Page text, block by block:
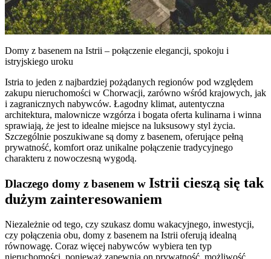
Domy z basenem na Istrii – połączenie elegancji, spokoju i
istryjskiego uroku
Istria to jeden z najbardziej pożądanych regionów pod względem
zakupu nieruchomości w Chorwacji, zarówno wśród krajowych, jak
i zagranicznych nabywców. Łagodny klimat, autentyczna
architektura, malownicze wzgórza i bogata oferta kulinarna i winna
sprawiają, że jest to idealne miejsce na luksusowy styl życia.
Szczególnie poszukiwane są domy z basenem, oferujące pełną
prywatność, komfort oraz unikalne połączenie tradycyjnego
charakteru z nowoczesną wygodą.
Dlaczego domy z basenem w Istrii cieszą się tak
dużym zainteresowaniem
Niezależnie od tego, czy szukasz domu wakacyjnego, inwestycji,
czy połączenia obu, domy z basenem na Istrii oferują idealną
równowagę. Coraz więcej nabywców wybiera ten typ
nieruchomości, ponieważ zapewnia on prywatność, możliwość